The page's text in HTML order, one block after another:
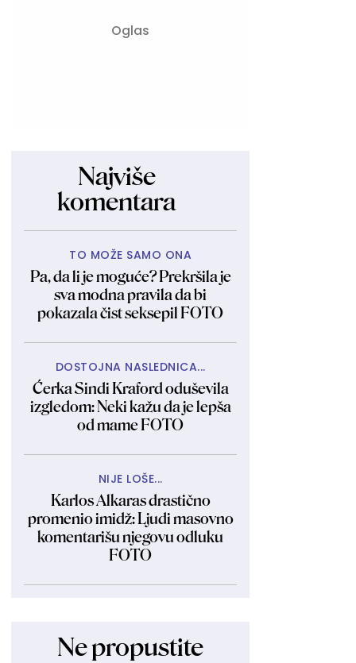
Najviše
komentara
TO MOŽE SAMO ONA
Pa, da li je moguće? Prekršila je
sva modna pravila da bi
pokazala čist seksepil FOTO
DOSTOJNA NASLEDNICA...
Ćerka Sindi Kraford oduševila
izgledom: Neki kažu da je lepša
od mame FOTO
NIJE LOŠE...
Karlos Alkaras drastično
promenio imidž: Ljudi masovno
komentarišu njegovu odluku
FOTO
Ne propustite